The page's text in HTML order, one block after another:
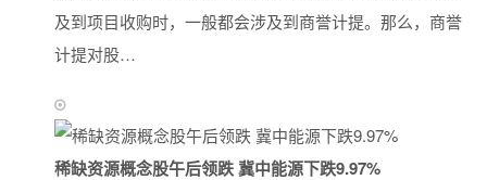
及到项目收购时，一般都会涉及到商誉计提。那么，商誉
计提对股…
稀缺资源概念股午后领跌 冀中能源下跌9.97%